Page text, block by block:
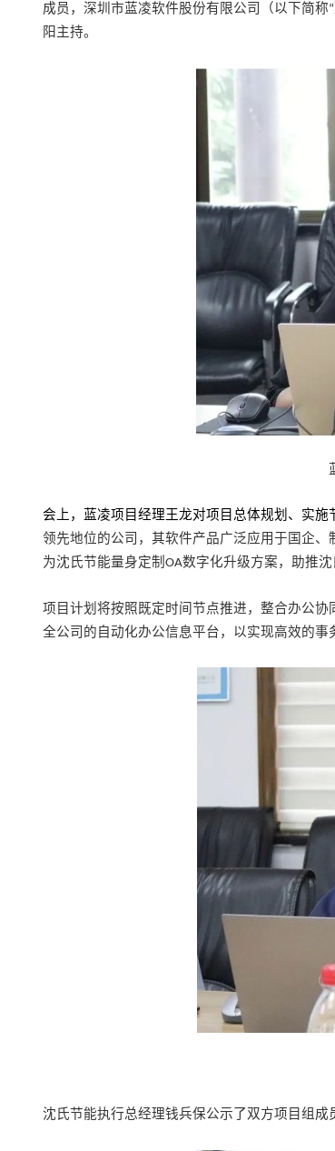
成员，深圳市蓝凌软件股份有限公司（以下简称“
阳主持。
会上， 蓝凌项目经理王龙对项目总体规划、 实施
领先地位的公司，其软件产品广泛应用于国企
为沈氏节能量身定制 OA数字化升级方案，助推沈
项目计划将按照既定时间节点推进，整合办公
全公司的自动化办公信息平台，以实现高效的事
沈氏节能执行总经理钱兵保公示了双方项目组成